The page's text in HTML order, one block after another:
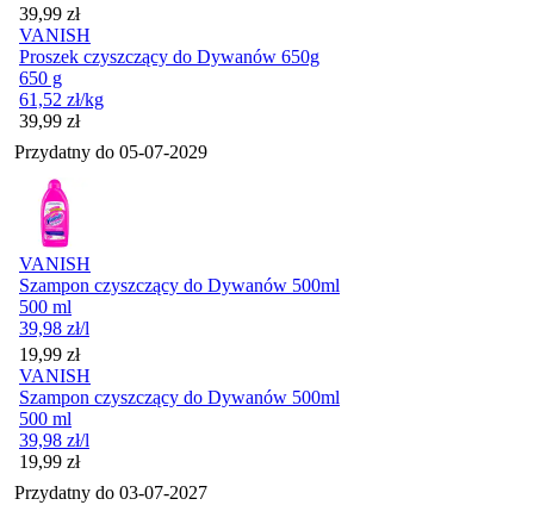
Cena
39,99 zł
VANISH
Proszek czyszczący do Dywanów 650g
650 g
61,52 zł/kg
Cena
39,99 zł
Przydatny do 05-07-2029
VANISH
Szampon czyszczący do Dywanów 500ml
500 ml
39,98 zł/l
Cena
19,99 zł
VANISH
Szampon czyszczący do Dywanów 500ml
500 ml
39,98 zł/l
Cena
19,99 zł
Przydatny do 03-07-2027